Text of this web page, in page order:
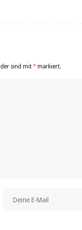
sind mit* markiert.